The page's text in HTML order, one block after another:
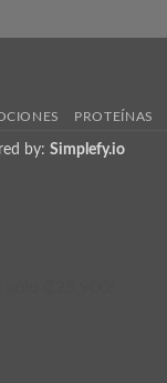
PROTEÍNAS
by: Simplefy.io